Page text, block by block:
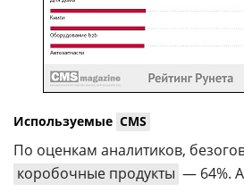
Используемые CMS
По оценкам аналитиков,
коробочные продукты — 64%.